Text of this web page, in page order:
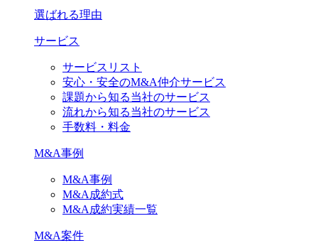
選ばれる理由
サービス
サービスリスト
安心・安全のM&A仲介サービス
課題から知る当社のサービス
流れから知る当社のサービス
手数料・料金
M&A事例
M&A事例
M&A成約式
M&A成約実績一覧
M&A案件